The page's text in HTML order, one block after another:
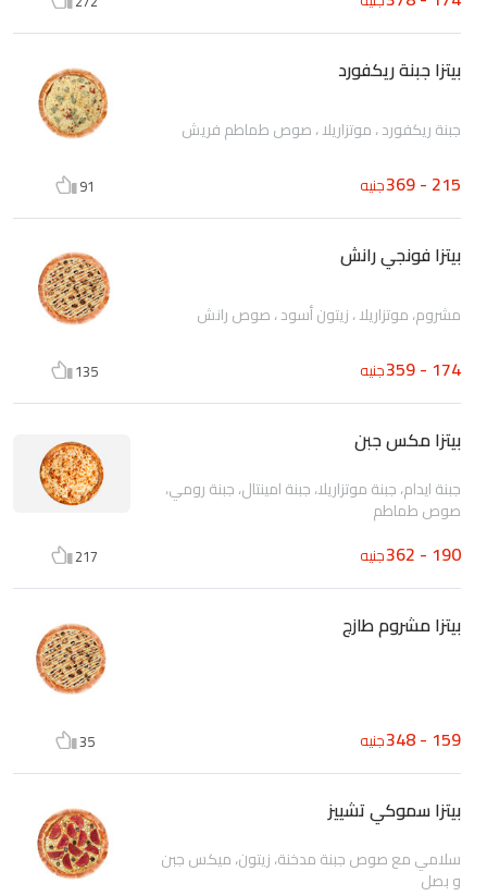
بيتزا جبنة ريكفورد
جبنة ريكفورد ، موتزاريلا ، صوص طماطم فريش
215 - 369 جنيه 91
بيتزا فونجي رانش
مشروم، موتزاريلا ، زيتون أسود ، صوص رانش
174 - 359 جنيه 135
بيتزا مكس جبن
جبنة ايدام، جبنة موتزاريلا، جبنة امينتال، جبنة رومي،
صوص طماطم
190 - 362 جنيه 217
بيتزا مشروم طازج
159 - 348 جنيه 35
بيتزا سموكي تشييز
سلامي مع صوص جبنة مدخنة، زيتون، ميكس جبن
و بصل